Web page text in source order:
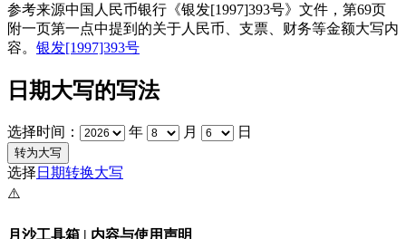
参考来源中国人民币银行《银发[1997]393号》文件，第69页
附一页第一点中提到的关于人民币、支票、财务等金额大写内
容。 银发[1997]393号
日期大写的写法
选择时间： 年 月 日
选择 日期转换大写
⚠️
月沙工具箱 | 内容与使用声明